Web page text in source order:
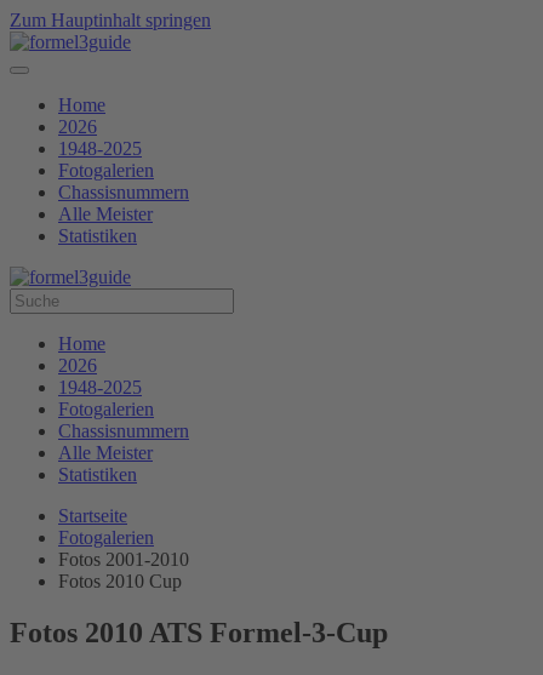
Zum Hauptinhalt springen
Home
2026
1948-2025
Fotogalerien
Chassisnummern
Alle Meister
Statistiken
Home
2026
1948-2025
Fotogalerien
Chassisnummern
Alle Meister
Statistiken
Startseite
Fotogalerien
Fotos 2001-2010
Fotos 2010 Cup
Fotos 2010 ATS Formel-3-Cup